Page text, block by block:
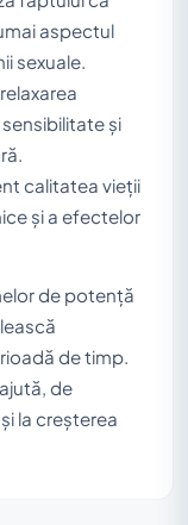
aspectul
sexuale.
și
calitatea vieții
și a efectelor
de potență
de timp.
de
la creșterea